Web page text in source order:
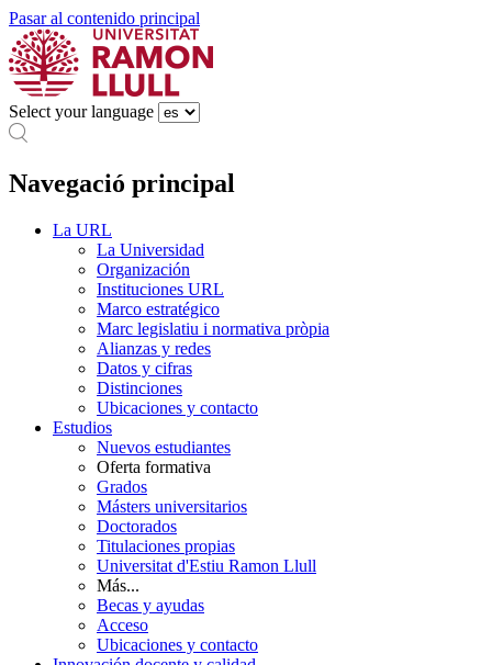
Pasar al contenido principal
Select your language
Navegació principal
La URL
La Universidad
Organización
Instituciones URL
Marco estratégico
Marc legislatiu i normativa pròpia
Alianzas y redes
Datos y cifras
Distinciones
Ubicaciones y contacto
Estudios
Nuevos estudiantes
Oferta formativa
Grados
Másters universitarios
Doctorados
Titulaciones propias
Universitat d'Estiu Ramon Llull
Más...
Becas y ayudas
Acceso
Ubicaciones y contacto